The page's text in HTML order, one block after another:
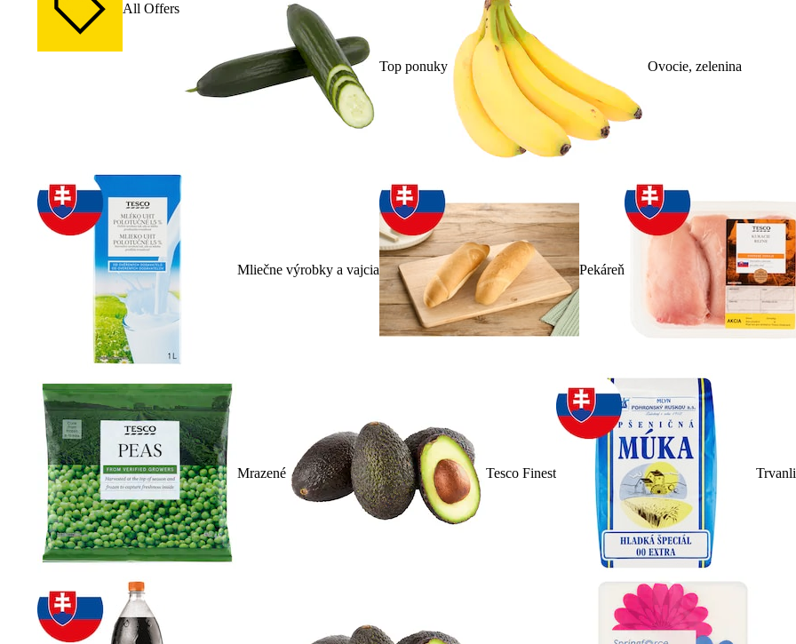
All Offers
Top ponuky Ovocie, zelenina
Mliečne výrobky a vajcia Pekáreň
Mrazené Tesco Finest